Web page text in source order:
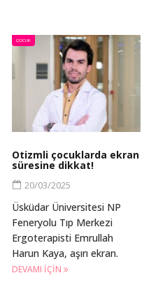
ÇOCUK
Otizmli çocuklarda ekran
süresine dikkat!
20/03/2025
Üsküdar Üniversitesi NP
Feneryolu Tıp Merkezi
Ergoterapisti Emrullah
Harun Kaya, aşırı ekran.
DEVAMI IÇIN